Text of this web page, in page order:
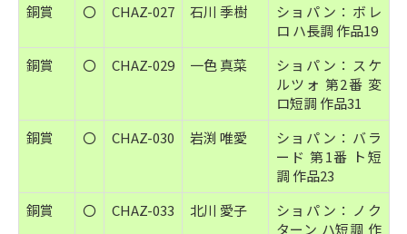
銅賞
〇 CHAZ-027 石川 季樹
ショパン：ボレ
ロ ハ長調 作品19
銅賞
〇 CHAZ-029 一色 真菜
ショパン：スケ
ルツォ 第2番 変
ロ短調 作品31
銅賞
〇 CHAZ-030 岩渕 唯愛
ショパン：バラ
ード 第1番 ト短
調 作品23
銅賞
〇 CHAZ-033 北川 愛子
ショパン：ノク
ターン ハ短調 作